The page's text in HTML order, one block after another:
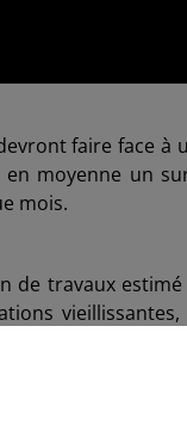
faire face à
moyenne un
mois.
travaux
à mieux